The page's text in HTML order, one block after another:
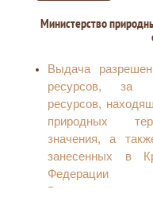
дорожных
Выдача
случае, если
капитального
осуществлять на
муниципальных
районов,
территориях
Министерство
Выдача
ресурсов, за
ресурсов,
природных
значения, а
занесенных в
Федерации
Выдача и